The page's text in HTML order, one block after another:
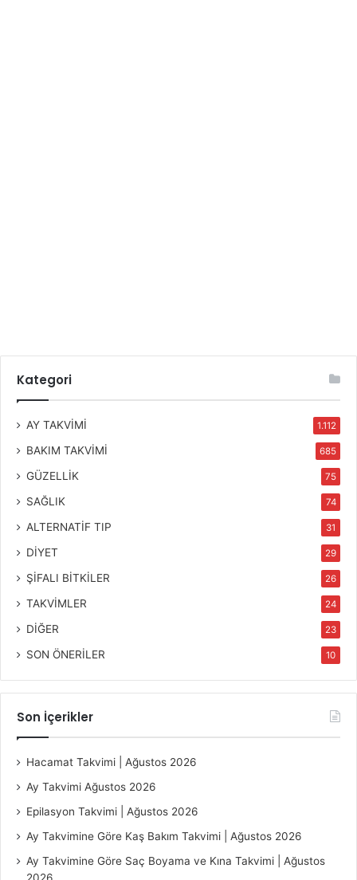
Kategori
AY TAKVİMİ 1.112
BAKIM TAKVİMİ 685
GÜZELLİK 75
SAĞLIK 74
ALTERNATİF TIP 31
DİYET 29
ŞİFALI BİTKİLER 26
TAKVİMLER 24
DİĞER 23
SON ÖNERİLER 10
Son İçerikler
Hacamat Takvimi | Ağustos 2026
Ay Takvimi Ağustos 2026
Epilasyon Takvimi | Ağustos 2026
Ay Takvimine Göre Kaş Bakım Takvimi | Ağustos 2026
Ay Takvimine Göre Saç Boyama ve Kına Takvimi | Ağustos